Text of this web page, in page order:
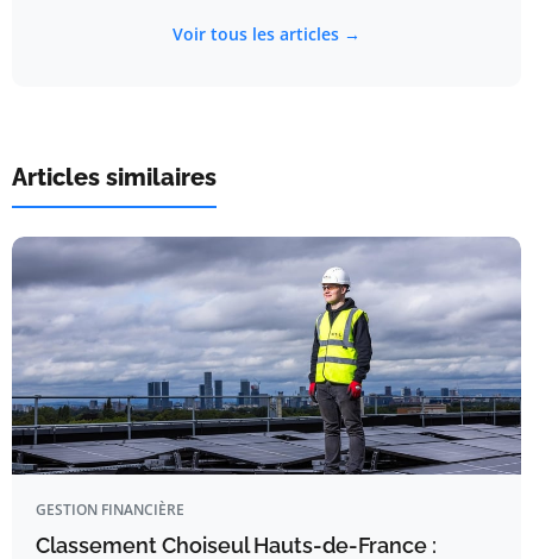
Voir tous les articles →
Articles similaires
GESTION FINANCIÈRE
Classement Choiseul Hauts-de-France :